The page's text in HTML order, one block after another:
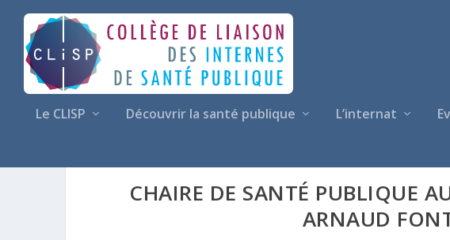
Le CLISP Découvrir la santé publique L’internat
CHAIRE DE SANTÉ PUBLIQUE
ARNAUD